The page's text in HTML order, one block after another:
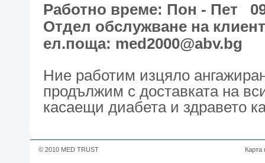
Работно време: Пон - Пет
Отдел обслужване на
ел.поща:
Ние работим изцяло
продължим с доставката на
касаещи диабета и здравето
© 2010 MED TRUST Карта